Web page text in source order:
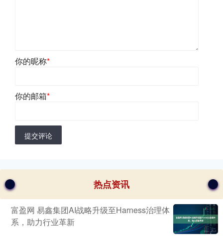
你的昵称*
你的邮箱*
提交评论
热点资讯
富盈网 易鑫集团AI战略升级至Harness治理体
系，助力行业革新